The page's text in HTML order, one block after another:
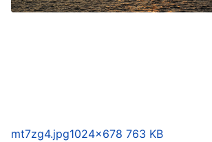
mt7zg4.jpg1024×678 763 KB